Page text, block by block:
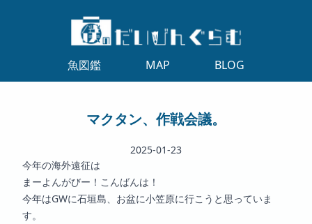
魚図鑑 MAP BLOG
マクタン、作戦会議。
2025-01-23
今年の海外遠征は
まーよんがびー！こんばんは！
今年はGWに石垣島、お盆に小笠原に行こうと思っていま
す。